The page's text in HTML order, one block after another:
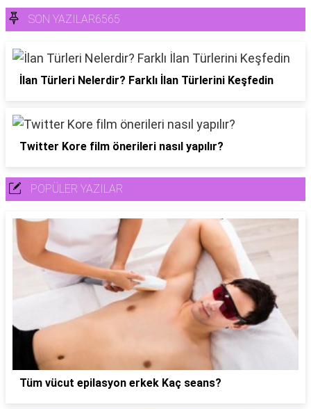
SON YAZILAR6565
İlan Türleri Nelerdir? Farklı İlan Türlerini Keşfedin
Twitter Kore film önerileri nasıl yapılır?
POPÜLER YAZILAR
Tüm vücut epilasyon erkek Kaç seans?